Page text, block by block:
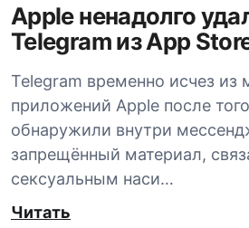
Apple ненадолго
Telegram из App
Telegram временно исчез из
приложений Apple после
обнаружили внутри
запрещённый материал,
сексуальным наси…
Читать